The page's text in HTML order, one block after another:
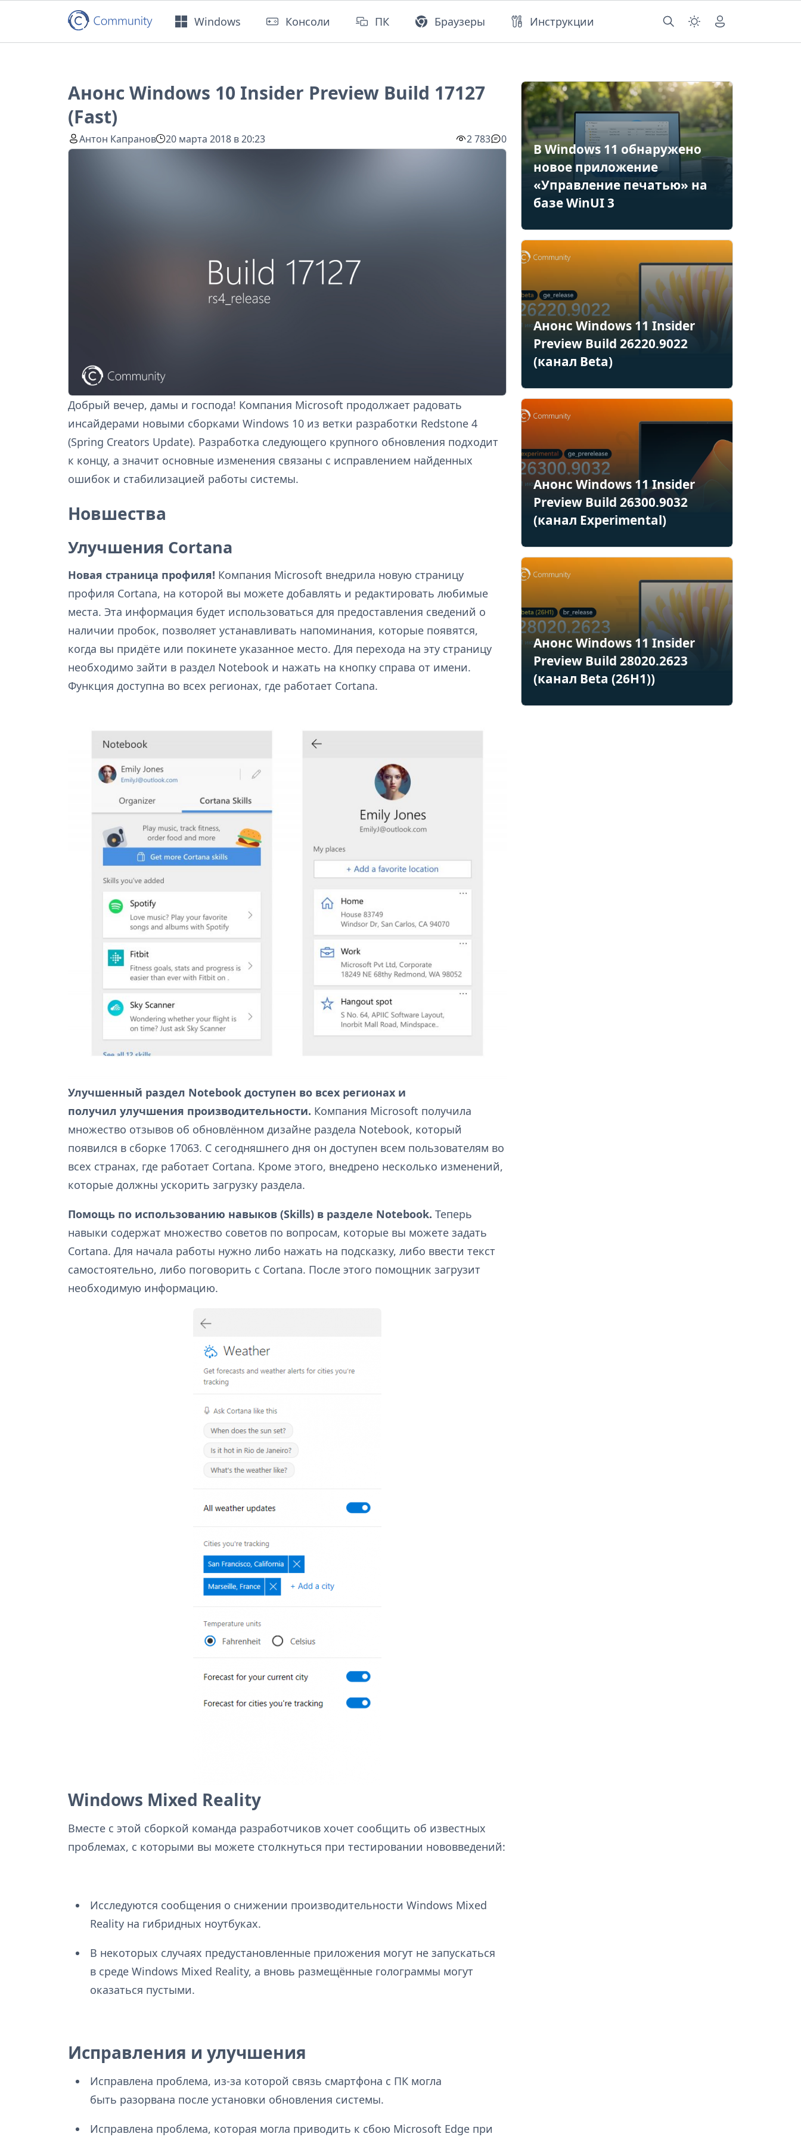
Windows Консоли ПК Браузеры Инструкции
Анонс Windows 10 Insider Preview Build 17127
(Fast)
Антон Капранов 20 марта 2018 в 20:23 2 783 0
Добрый вечер, дамы и господа! Компания Microsoft продолжает радовать
инсайдерами новыми сборками Windows 10 из ветки разработки Redstone 4
(Spring Creators Update). Разработка следующего крупного обновления подходит
к концу, а значит основные изменения связаны с исправлением найденных
ошибок и стабилизацией работы системы.
Новшества
Улучшения Cortana
Новая страница профиля! Компания Microsoft внедрила новую страницу
профиля Cortana, на которой вы можете добавлять и редактировать любимые
места. Эта информация будет использоваться для предоставления сведений о
наличии пробок, позволяет устанавливать напоминания, которые появятся,
когда вы придёте или покинете указанное место. Для перехода на эту страницу
необходимо зайти в раздел Notebook и нажать на кнопку справа от имени.
Функция доступна во всех регионах, где работает Cortana.
Улучшенный раздел Notebook доступен во всех регионах и
получил улучшения производительности. Компания Microsoft получила
множество отзывов об обновлённом дизайне раздела Notebook, который
появился в сборке 17063. С сегодняшнего дня он доступен всем пользователям во
всех странах, где работает Cortana. Кроме этого, внедрено несколько изменений,
которые должны ускорить загрузку раздела.
Помощь по использованию навыков (Skills) в разделе Notebook. Теперь
навыки содержат множество советов по вопросам, которые вы можете задать
Cortana. Для начала работы нужно либо нажать на подсказку, либо ввести текст
самостоятельно, либо поговорить с Cortana. После этого помощник загрузит
необходимую информацию.
Windows Mixed Reality
Вместе с этой сборкой команда разработчиков хочет сообщить об известных
проблемах, с которыми вы можете столкнуться при тестировании нововведений:
Исследуются сообщения о снижении производительности Windows Mixed
Reality на гибридных ноутбуках.
В некоторых случаях предустановленные приложения могут не запускаться
в среде Windows Mixed Reality, а вновь размещённые голограммы могут
оказаться пустыми.
Исправления и улучшения
Исправлена проблема, из-за которой связь смартфона с ПК могла
быть разорвана после установки обновления системы.
Исправлена проблема, которая могла приводить к сбою Microsoft Edge при
В Windows 11 обнаружено
новое приложение
«Управление печатью» на
базе WinUI 3
Анонс Windows 11 Insider
Preview Build 26220.9022
(канал Beta)
Анонс Windows 11 Insider
Preview Build 26300.9032
(канал Experimental)
Анонс Windows 11 Insider
Preview Build 28020.2623
(канал Beta (26H1))